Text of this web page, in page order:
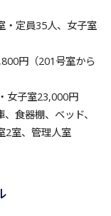
・定員35人、女子室
円（201号室から
女子室23,000円
食器棚、ベッド、
2室、管理人室